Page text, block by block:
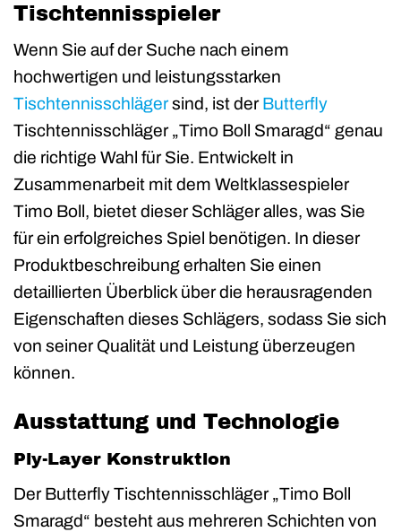
Tischtennisspieler
Wenn Sie auf der Suche nach einem
hochwertigen und leistungsstarken
Tischtennisschlägersind, ist derButterfly
Tischtennisschläger „Timo Boll Smaragd“ genau
die richtige Wahl für Sie. Entwickelt in
Zusammenarbeit mit dem Weltklassespieler
Timo Boll, bietet dieser Schläger alles, was Sie
für ein erfolgreiches Spiel benötigen. In dieser
Produktbeschreibung erhalten Sie einen
detaillierten Überblick über die herausragenden
Eigenschaften dieses Schlägers, sodass Sie sich
von seiner Qualität und Leistung überzeugen
können.
Ausstattung und Technologie
Ply-Layer Konstruktion
Der Butterfly Tischtennisschläger „Timo Boll
Smaragd“ besteht aus mehreren Schichten von